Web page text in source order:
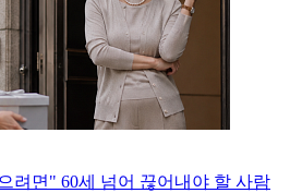
려면" 60세 넘어 끊어내야 할 사람